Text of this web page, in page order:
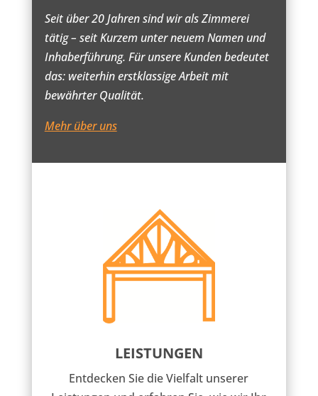
Seit über 20 Jahren sind wir als Zimmerei
tätig – seit Kurzem unter neuem Namen und
Inhaberführung. Für unsere Kunden bedeutet
das: weiterhin erstklassige Arbeit mit
bewährter Qualität.
Mehr über uns
LEISTUNGEN
Entdecken Sie die Vielfalt unserer